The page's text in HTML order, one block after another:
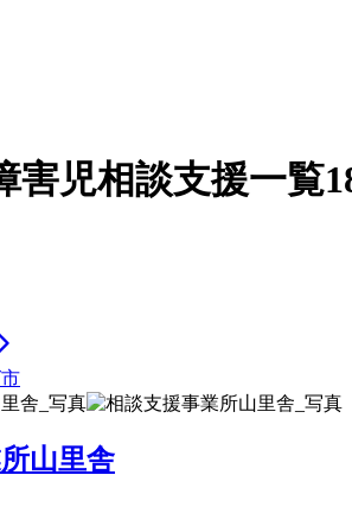
害児相談支援一覧
山里舎